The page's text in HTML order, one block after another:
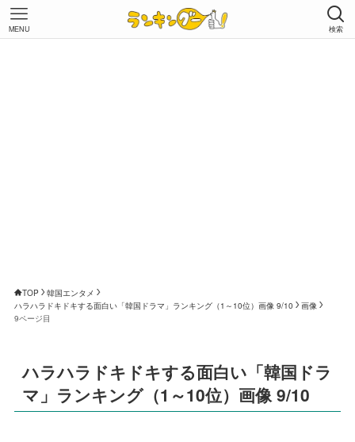
検索
MENU
TOP
韓国エンタメ
ハラハラドキドキする面白い「韓国ドラマ」ランキング（1～10位）画像 9/10
画像
9ページ目
ハラハラドキドキする面白い「韓国ドラ
マ」ランキング（1～10位）画像 9/10